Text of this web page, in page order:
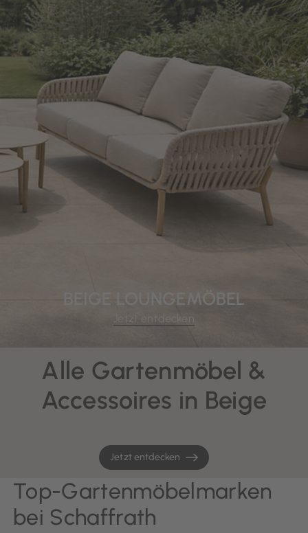
BEIGE LOUNGEMÖBEL
Jetzt entdecken
Alle Gartenmöbel &
Accessoires in Beige
Jetzt entdecken
Top-Gartenmöbelmarken
bei Schaffrath